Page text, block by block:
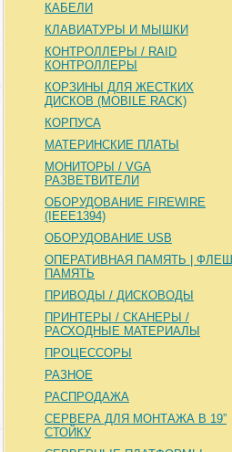
КАБЕЛИ
КЛАВИАТУРЫ И МЫШКИ
КОНТРОЛЛЕРЫ / RAID
КОНТРОЛЛЕРЫ
КОРЗИНЫ ДЛЯ ЖЕСТКИХ
ДИСКОВ (MOBILE RACK)
КОРПУСА
МАТЕРИНСКИЕ ПЛАТЫ
МОНИТОРЫ / VGA
РАЗВЕТВИТЕЛИ
ОБОРУДОВАНИЕ FIREWIRE
(IEEE1394)
ОБОРУДОВАНИЕ USB
ОПЕРАТИВНАЯ ПАМЯТЬ | ФЛЕШ
ПАМЯТЬ
ПРИВОДЫ / ДИСКОВОДЫ
ПРИНТЕРЫ / СКАНЕРЫ /
РАСХОДНЫЕ МАТЕРИАЛЫ
ПРОЦЕССОРЫ
РАЗНОЕ
РАСПРОДАЖА
СЕРВЕРА ДЛЯ МОНТАЖА В 19”
СТОЙКУ